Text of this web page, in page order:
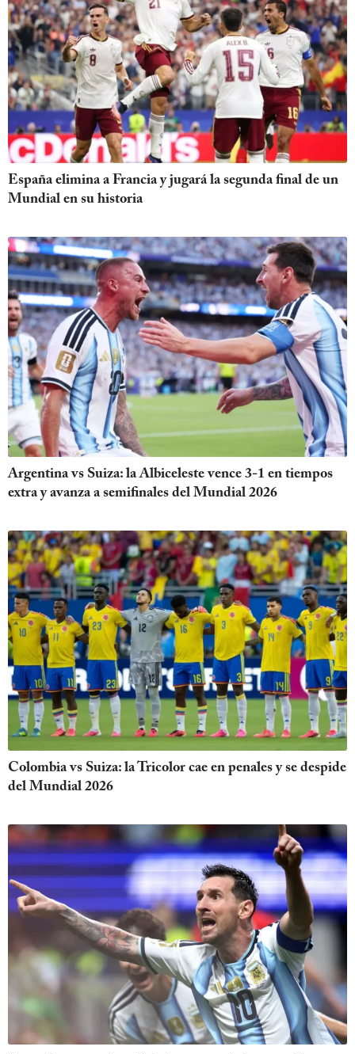
España elimina a Francia y jugará la segunda final de un
Mundial en su historia
Argentina vs Suiza: la Albiceleste vence 3-1 en tiempos
extra y avanza a semifinales del Mundial 2026
Colombia vs Suiza: la Tricolor cae en penales y se despide
del Mundial 2026